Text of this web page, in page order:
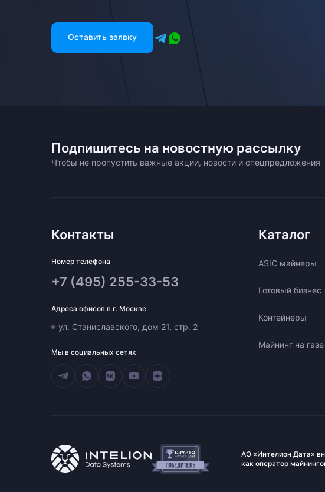
Оставить заявку
Подпишитесь на новостную рассылку
Чтобы не пропустить важные акции, новости и спецпредложения
Контакты
Номер телефона
+7 (495) 255-33-53
Адреса офисов в г. Москве
ул. Станиславского, дом 21, стр. 2
Мы в социальных сетях
Каталог
ASIC майнеры
Готовый бизнес
Контейнеры
Майнинг на газе
АО «Интелион Дата»
как оператор